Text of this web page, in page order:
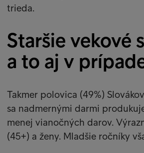
trieda.
Staršie vekové
a to aj v
Takmer polovica (49%)
sa nadmernými darmi
menej vianočných darov.
(45+) a ženy. Mladšie ročníky